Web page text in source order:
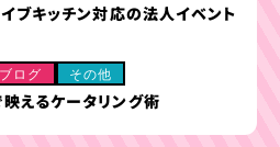
イブキッチン対応の法人イベント
ログ その他
えるケータリング術